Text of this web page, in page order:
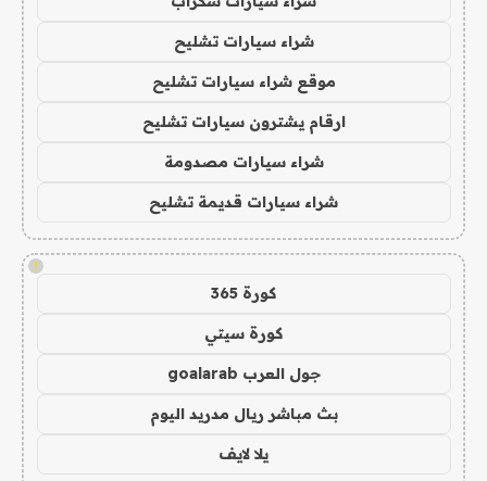
شراء سيارات تشليح
موقع شراء سيارات تشليح
ارقام يشترون سيارات تشليح
شراء سيارات مصدومة
شراء سيارات قديمة تشليح
!
كورة 365
كورة سيتي
جول العرب goalarab
بث مباشر ريال مدريد اليوم
يلا لايف